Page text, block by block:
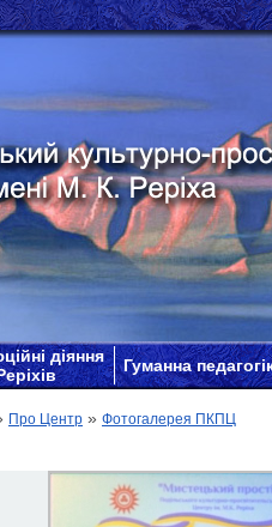
діяння
Гуманна
Про Центр » Фотогалерея ПКПЦ